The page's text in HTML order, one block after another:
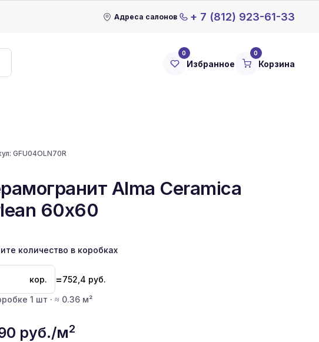
Адреса салонов + 7 (812) 923-61-33
0
Избранное
0
Корзина
GFU04OLN70R
Alma Ceramica
60x60
количество в коробках
кор. =752,4 руб.
1 шт · ≈ 0.36 м²
руб./м2